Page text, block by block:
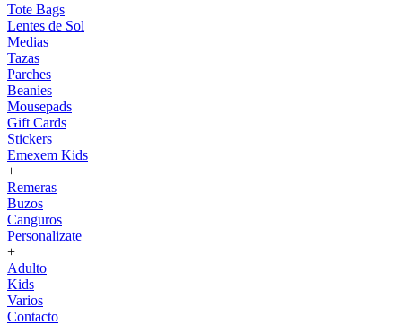
Tote Bags
Lentes de Sol
Medias
Tazas
Parches
Beanies
Mousepads
Gift Cards
Stickers
Emexem Kids
+
Remeras
Buzos
Canguros
Personalizate
+
Adulto
Kids
Varios
Contacto